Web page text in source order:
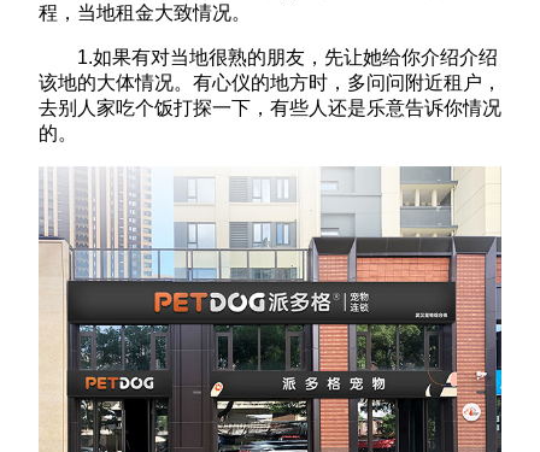
程，当地租金大致情况。
1.如果有对当地很熟的朋友，先让她给你介绍介绍
该地的大体情况。有心仪的地方时，多问问附近租户，
去别人家吃个饭打探一下，有些人还是乐意告诉你情况
的。